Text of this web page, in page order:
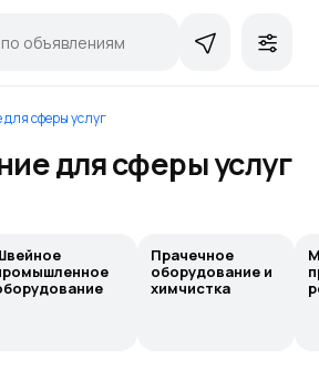
сферы услуг
для сферы услуг
Прачечное
оборудование и
химчистка